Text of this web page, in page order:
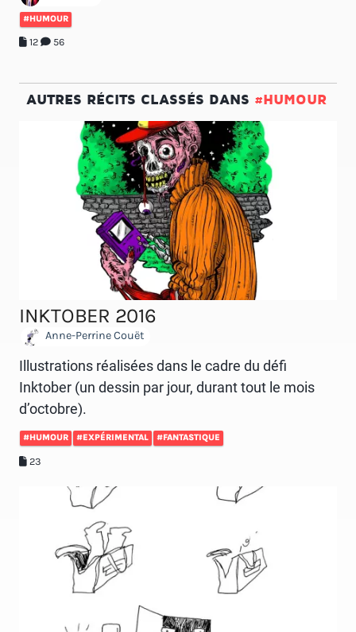
#HUMOUR
12 56
AUTRES RÉCITS CLASSÉS DANS #HUMOUR
INKTOBER 2016
Anne-Perrine Couët
Illustrations réalisées dans le cadre du défi
Inktober (un dessin par jour, durant tout le mois
d’octobre).
#HUMOUR #EXPÉRIMENTAL #FANTASTIQUE
23